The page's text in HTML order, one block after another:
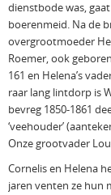
dienstbode was,
boerenmeid. Na de
overgrootmoeder
Roemer, ook
161 en Helena’s
raar lang lintdorp is
bevreg 1850-1861
‘veehouder’
Onze grootvader
Cornelis en Helena
jaren venten ze hun